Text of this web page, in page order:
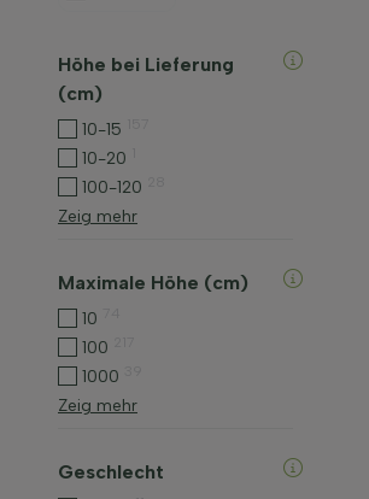
Höhe bei Lieferung
(cm)
10-15
10-20
100-120
Zeig mehr
Maximale Höhe (cm)
10
100
1000
Zeig mehr
Geschlecht